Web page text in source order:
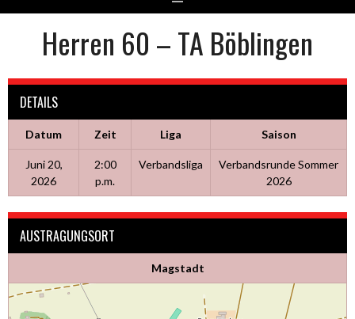
Herren 60 – TA Böblingen
DETAILS
Datum Zeit Liga Saison
Juni 20,
2026
2:00
p.m.
Verbandsliga
Verbandsrunde Sommer
2026
AUSTRAGUNGSORT
Magstadt